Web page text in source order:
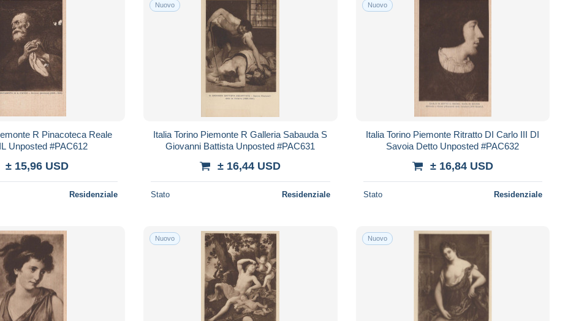
R Pinacoteca Reale
Unposted #PAC612
± 15,96 USD
Residenziale
Nuovo
Italia Torino Piemonte R Galleria Sabauda S
Giovanni Battista Unposted #PAC631
± 16,44 USD
Stato Residenziale
Nuovo
Italia Torino Piemonte Ritratto DI Carlo III DI
Savoia Detto Unposted #PAC632
± 16,84 USD
Stato Residenziale
Nuovo Nuovo